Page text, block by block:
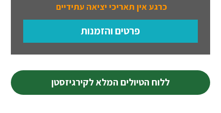
כרגע אין תאריכי יציאה עתידיים
פרטים והזמנות
ללוח הטיולים המלא לקירגיזסטן